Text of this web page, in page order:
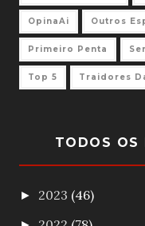
OpinaAi Outros
Primeiro Penta
Top 5 Traidores
TODOS OS
► 2023 (46)